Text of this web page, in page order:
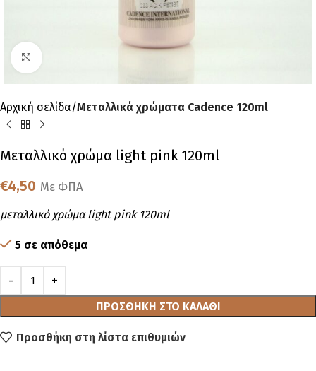
Click to enlarge
Αρχική σελίδα Μεταλλικά χρώματα Cadence 120ml
Μεταλλικό χρώμα light pink 120ml
€4,50 Με ΦΠΑ
μεταλλικό χρώμα light pink 120ml
5 σε απόθεμα
ΠΡΟΣΘΉΚΗ ΣΤΟ ΚΑΛΆΘΙ
Προσθήκη στη λίστα επιθυμιών